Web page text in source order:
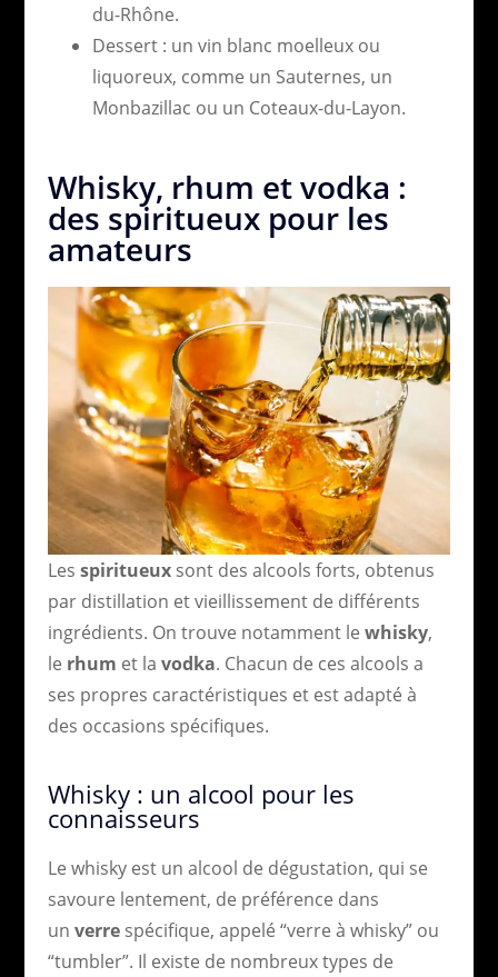
du-Rhône.
Dessert : un vin blanc moelleux ou
liquoreux, comme un Sauternes, un
Monbazillac ou un Coteaux-du-Layon.
Whisky, rhum et vodka :
des spiritueux pour les
amateurs
Les spiritueuxsont des alcools forts, obtenus
par distillation et vieillissement de différents
ingrédients. On trouve notamment le whisky,
le rhum et la vodka. Chacun de ces alcools a
ses propres caractéristiques et est adapté à
des occasions spécifiques.
Whisky : un alcool pour les
connaisseurs
Le whisky est un alcool de dégustation, qui se
savoure lentement, de préférence dans
un verrespécifique, appelé “verre à whisky” ou
“tumbler”. Il existe de nombreux types de